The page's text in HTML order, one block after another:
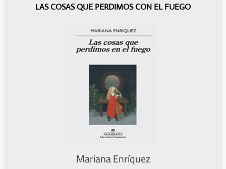
6
LAS COSAS QUE PERDIMOS CON EL FUEGO
Mariana Enríquez